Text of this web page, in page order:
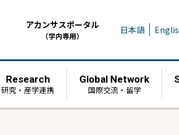
アカンサスポータル
（学内専用） 日本語
Research
研究・産学連携
Global Network
国際交流・留学